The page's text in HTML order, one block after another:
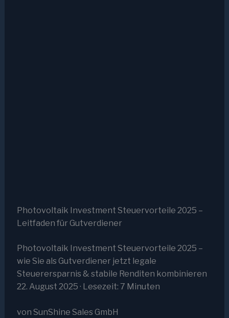
Photovoltaik Investment Steuervorteile 2025 –
Leitfaden für Gutverdiener
Photovoltaik Investment Steuervorteile 2025 –
wie Sie als Gutverdiener jetzt legale
Steuerersparnis & stabile Renditen kombinieren
22. August 2025 · Lesezeit: 7 Minuten
von SunShine Sales GmbH